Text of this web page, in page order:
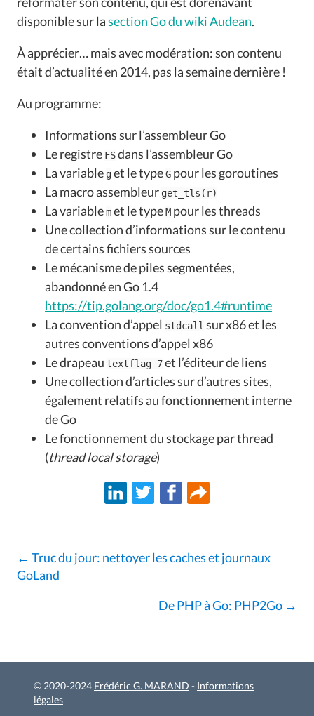
disponible sur lasection Go du wiki Audean.
À apprécier… mais avec modération: son contenu
était d’actualité en 2014, pas la semaine dernière !
Au programme:
Informations sur l’assembleur Go
Le registre FSdans l’assembleur Go
La variable get le typeG pour les goroutines
La macro assembleur get_tls(r)
La variablemet le typeM pour les threads
Une collection d’informations sur le contenu
de certains fichiers sources
Le mécanisme de piles segmentées,
abandonné en Go 1.4
https://tip.golang.org/doc/go1.4#runtime
La convention d’appel stdcall sur x86 et les
autres conventions d’appel x86
Le drapeau textflag 7et l’éditeur de liens
Une collection d’articles sur d’autres sites,
également relatifs au fonctionnement interne
de Go
Le fonctionnement du stockage par thread
(thread local storage)
Truc du jour: nettoyer les caches et journaux
GoLand
De PHP à Go: PHP2Go
© 2020-2024 Frédéric G. MARAND - Informations
légales